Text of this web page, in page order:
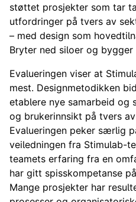
støttet prosjekter som tar
utfordringer på tvers av
– med design som
Bryter ned siloer og
Evalueringen viser at
mest. Designmetodikken
etablere nye samarbeid og
og brukerinnsikt på tvers
Evalueringen peker særlig
veiledningen fra Stimulab-
teamets erfaring fra en
har gitt spisskompetanse
Mange prosjekter har